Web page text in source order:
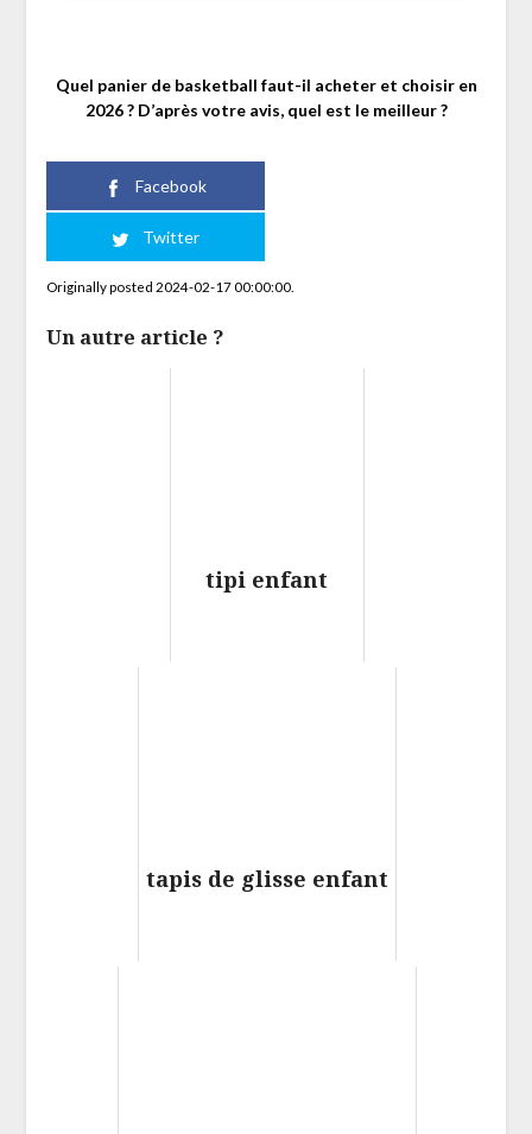
Quel panier de basketball faut-il acheter et choisir en
2026 ? D’après votre avis, quel est le meilleur ?
Facebook
Twitter
Originally posted 2024-02-17 00:00:00.
Un autre article ?
tipi enfant
tapis de glisse enfant